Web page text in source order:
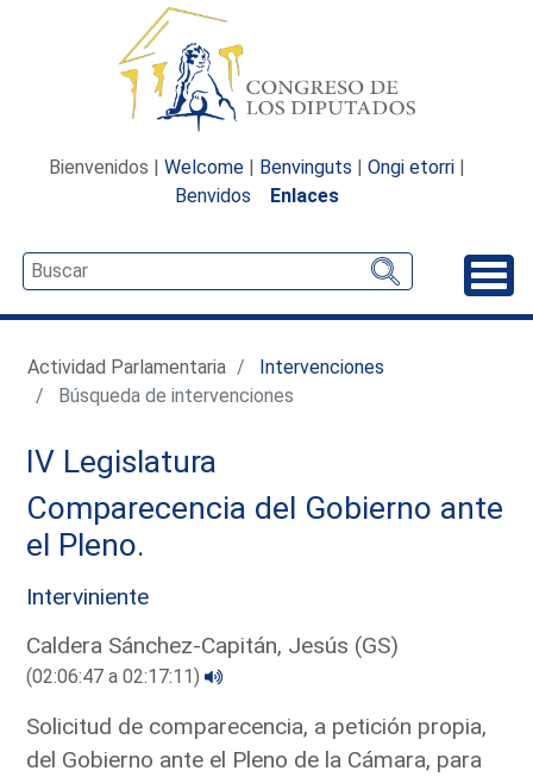
Bienvenidos | Welcome | Benvinguts | Ongi etorri |
Benvidos
Enlaces
Actividad Parlamentaria
Intervenciones
Búsqueda de intervenciones
IV Legislatura
Comparecencia del Gobierno ante
el Pleno.
Interviniente
Caldera Sánchez-Capitán, Jesús (GS)
(02:06:47 a 02:17:11)
Solicitud de comparecencia, a petición propia,
del Gobierno ante el Pleno de la Cámara, para